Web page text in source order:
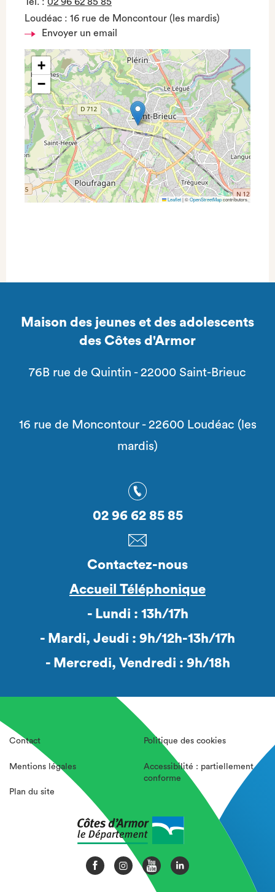
Loudéac : 16 rue de Moncontour (les mardis)
Envoyer un email
+
−
Leaflet|©OpenStreetMapcontributors
Maison des jeunes et des adolescents
des Côtes d'Armor
76B rue de Quintin - 22000 Saint-Brieuc
16 rue de Moncontour - 22600 Loudéac (les
mardis)
02 96 62 85 85
Contactez-nous
Accueil Téléphonique
- Lundi : 13h/17h
- Mardi, Jeudi : 9h/12h-13h/17h
- Mercredi, Vendredi : 9h/18h
Contact
Mentions légales
Plan du site
Politique des cookies
Accessibilité : partiellement
conforme